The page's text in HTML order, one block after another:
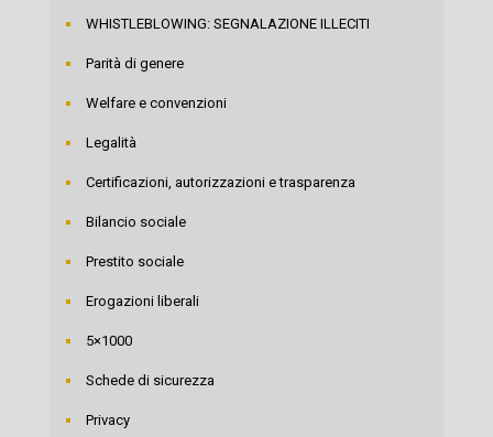
WHISTLEBLOWING: SEGNALAZIONE ILLECITI
Parità di genere
Welfare e convenzioni
Legalità
Certificazioni, autorizzazioni e trasparenza
Bilancio sociale
Prestito sociale
Erogazioni liberali
5×1000
Schede di sicurezza
Privacy